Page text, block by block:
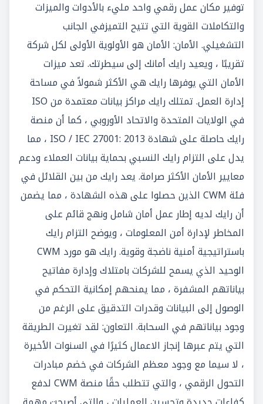
توفير مكان عمل رقمي واحد مليء بالأدوات والميزات
والتكاملات القوية التي تتيح التميزفي الجانب
التشغيلي. الأمان: الأمان هو الأولوية الأولى لكل شركة
تقريبًا ، ويعيد رايك أمانك إلى سيطرتك. تعد ميزات
الأمان التي يوفرها رايك هي الأكثر شمولاً في مساحة
إدارة العمل. تمتلك رايك مراكز بيانات معتمدة من ISO
في الولايات المتحدة والاتحاد الأوروبي ، كما أن منصة
رايك حاصلة على شهادة ISO / IEC 27001: 2013 ، مما
يدل على التزام رايك النسبي بحماية بيانات العملاء ودعم
معايير الأمان الأكثر صرامة. يعد رايك من بين القلائل في
فئة CWM الذين حصلوا على هذه الشهادة ، مما يضمن
أن رايك لديه إطار عمل أمان شامل ونهج قائم على
المخاطر لإدارة أمن المعلومات ، ويوضح التزام رايك
باستراتيجية أمنية ناضجة وقوية. رايك هو مورد CWM
الوحيد الذي يسمح للشركات بامتلاك وإدارة مفاتيح
بياناتهم المشفرة ، مما يمنحهم إمكانية التحكم في
الوصول إلى البيانات وقدرات التدقيق على الرغم من
وجود بياناتهم في السحابة. التعاون: لقد تغيرت الطريقة
التي يتم عبرها إنجاز الاعمال كثيرًا في السنوات الأخيرة
، لا سيما مع وجود معظم الشركات في خضم مبادرات
التحول الرقمي ، والتي تتطلب حقًا منصة CWM لدفع